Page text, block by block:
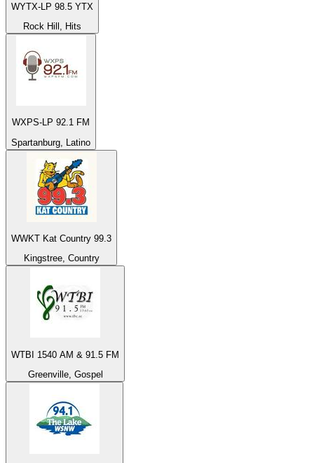
WYTX-LP 98.5 YTX
Rock Hill, Hits
WXPS-LP 92.1 FM
Spartanburg, Latino
WWKT Kat Country 99.3
Kingstree, Country
WTBI 1540 AM & 91.5 FM
Greenville, Gospel